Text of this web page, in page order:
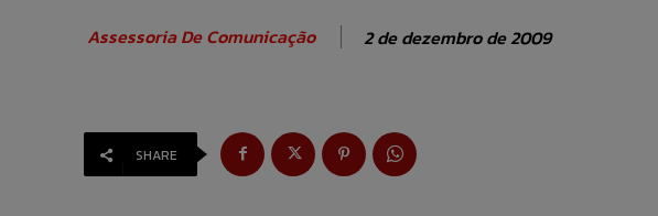
Assessoria De Comunicação 2 de dezembro de 2009
SHARE